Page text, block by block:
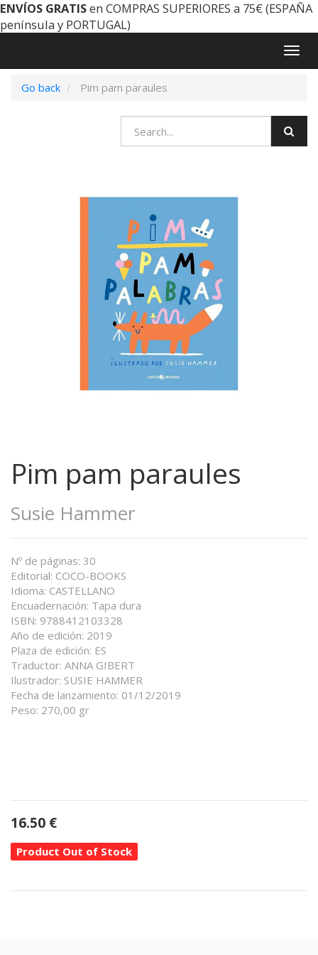
ENVÍOS GRATISen COMPRAS SUPERIORES a 75€ (ESPAÑA
península y PORTUGAL)
Go back
Pim pam paraules
Pim pam paraules
Susie Hammer
Nº de páginas: 30
Editorial: COCO-BOOKS
Idioma: CASTELLANO
Encuadernación: Tapa dura
ISBN: 9788412103328
Año de edición: 2019
Plaza de edición: ES
Traductor: ANNA GIBERT
Ilustrador: SUSIE HAMMER
Fecha de lanzamiento: 01/12/2019
Peso: 270,00 gr
16.50 €
Product Out of Stock